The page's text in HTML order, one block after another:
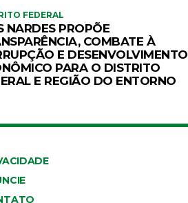
FEDERAL
NARDES PROPÕE
COMBATE À
E DESENVOLVIMENTO
PARA O DISTRITO
E REGIÃO DO ENTORNO